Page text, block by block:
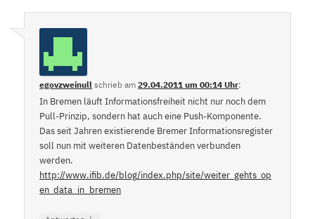
egovzweinull schrieb am29.04.2011 um 00:14 Uhr:
In Bremen läuft Informationsfreiheit nicht nur noch dem
Pull-Prinzip, sondern hat auch eine Push-Komponente.
Das seit Jahren existierende Bremer Informationsregister
soll nun mit weiteren Datenbeständen verbunden
werden.
http://www.ifib.de/blog/index.php/site/weiter_gehts_op
en_data_in_bremen